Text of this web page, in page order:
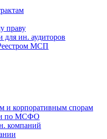
праву
для ин. аудиторов
МСП
и корпоративным спорам
по МСФО
компаний